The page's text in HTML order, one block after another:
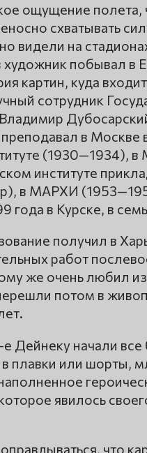
ощущение
схватывать
видели на
побывал в
картин, куда
сотрудник
в
(1930—1934),
институте
в МАРХИ
года в Курске, в
получил в
работ
же очень любил
потом в
Дейнеку начали
плавки или шорты,
явилось
что